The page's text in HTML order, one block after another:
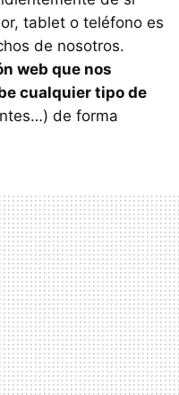
tablet o teléfono es
de nosotros.
web que nos
cualquier tipo de
de forma